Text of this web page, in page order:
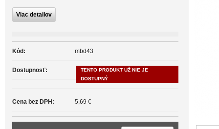
Viac detailov
Kód: mbd43
Dostupnosť:
TENTO PRODUKT UŽ NIE JE
DOSTUPNÝ
Cena bez DPH: 5,69 €